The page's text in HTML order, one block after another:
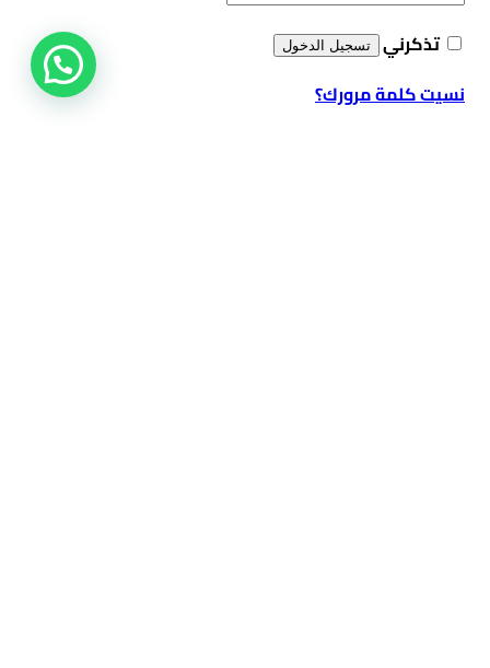
تذكرني تسجيل الدخول
نسيت كلمة مرورك؟